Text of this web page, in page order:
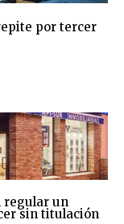
por tercer
regular un
sin titulación